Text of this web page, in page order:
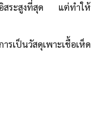
อิสระสูงที่สุด แต่ทำให้
รเป็นวัสดุเพาะเชื้อเห็ด